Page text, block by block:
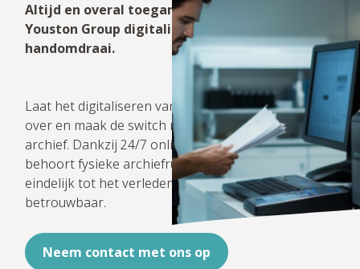
Altijd en overal toegang tot uw archief?
Youston Group digitaliseert in een
handomdraai.
Laat het digitaliseren van uw documenten aan ons
over en maak de switch naar een volledig digitaal
archief. Dankzij 24/7 online toegankelijkheid
behoort fysieke archiefruimte in uw eigen kantoren
eindelijk tot het verleden. Gemakkelijk, vlot en
betrouwbaar.
Neem contact met ons op